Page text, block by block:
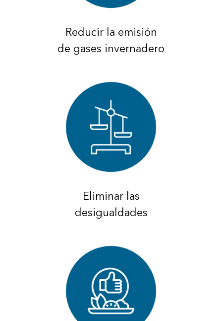
Reducir la emisión
de gases invernadero
Eliminar las
desigualdades